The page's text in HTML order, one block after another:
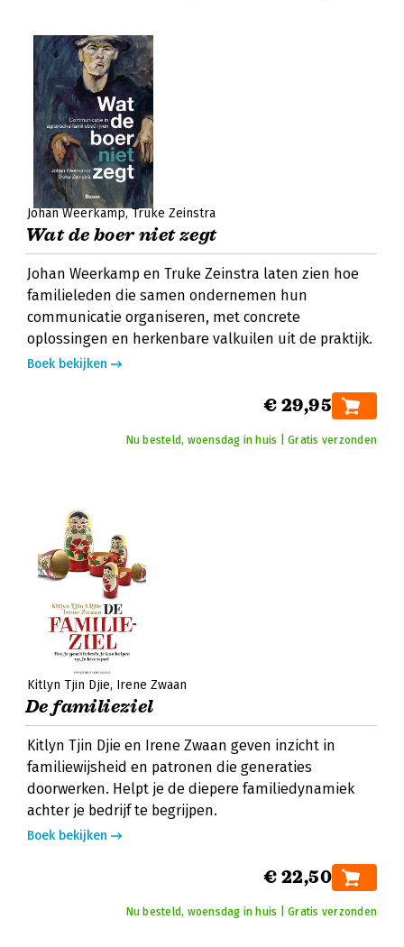
Johan Weerkamp Truke Zeinstra
Wat de boer niet zegt
Johan Weerkamp en Truke Zeinstra laten zien hoe
familieleden die samen ondernemen hun
communicatie organiseren, met concrete
oplossingen en herkenbare valkuilen uit de praktijk.
Boek bekijken
€ 29,95
Nu besteld, woensdag in huis | Gratis verzonden
Kitlyn Tjin Djie Irene Zwaan
De familieziel
Kitlyn Tjin Djie en Irene Zwaan geven inzicht in
familiewijsheid en patronen die generaties
doorwerken. Helpt je de diepere familiedynamiek
achter je bedrijf te begrijpen.
Boek bekijken
€ 22,50
Nu besteld, woensdag in huis | Gratis verzonden